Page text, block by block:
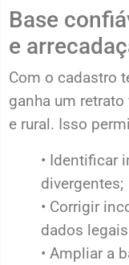
Base
e
Com o cadastro
ganha um
e rural. Isso
• Identificar
divergentes;
• Corrigir
dados
• Ampliar a